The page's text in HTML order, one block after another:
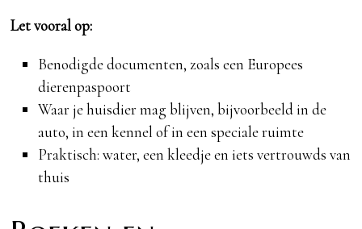
Let vooral op:
Benodigde documenten, zoals een Europees
dierenpaspoort
Waar je huisdier mag blijven, bijvoorbeeld in de
auto, in een kennel of in een speciale ruimte
Praktisch: water, een kleedje en iets vertrouwds van
thuis